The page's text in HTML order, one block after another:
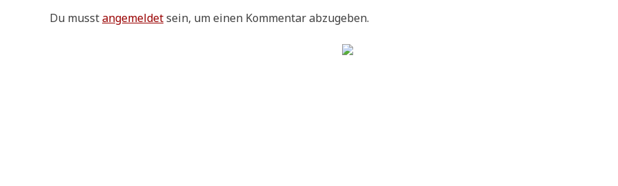
Du musstangemeldetsein, um einen Kommentar abzugeben.